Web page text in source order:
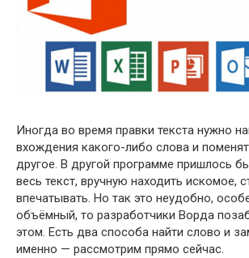
Иногда во время правки текста нужно
вхождения какого-либо слова и
другое. В другой программе пришлось
весь текст, вручную находить искомое,
впечатывать. Но так это неудобно,
объёмный, то разработчики Ворда
этом. Есть два способа найти слово и
именно — рассмотрим прямо сейчас.